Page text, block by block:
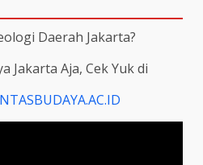
Daerah Jakarta?
Jakarta Aja, Cek Yuk di